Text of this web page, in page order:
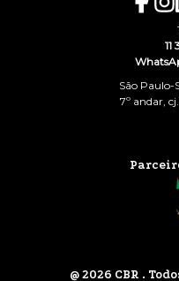
11
São Paulo-
7º andar,
@ 2026 CBR .